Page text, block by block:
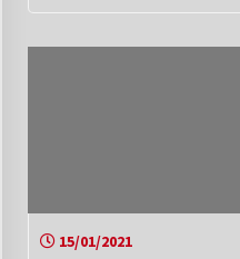
15/01/2021